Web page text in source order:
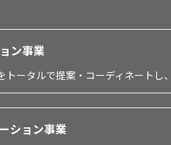
ン事業
トータルで提案・コーディネート
ション事業